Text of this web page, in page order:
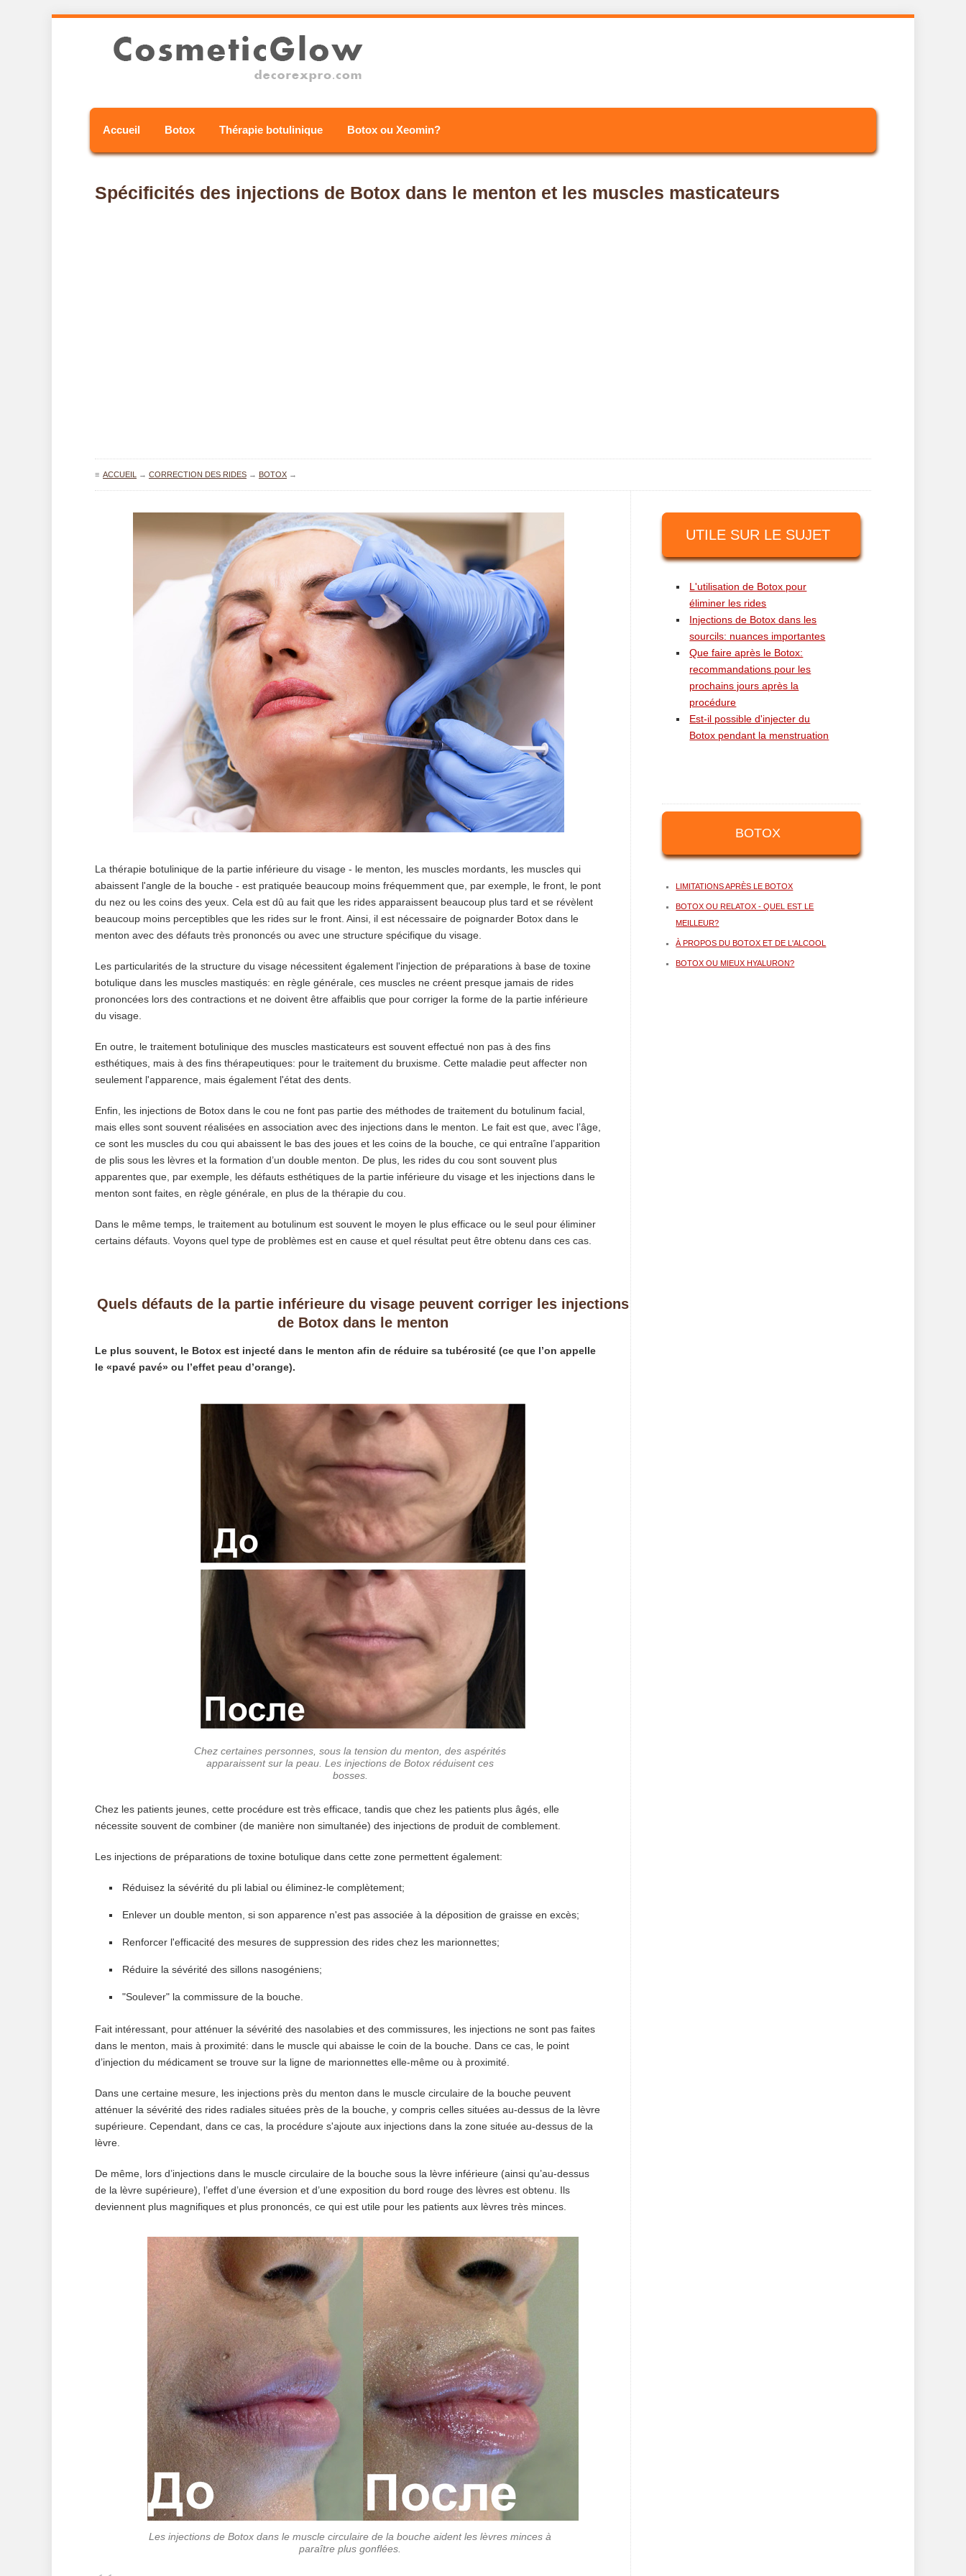
Accueil Botox Thérapie botulinique Botox ou Xeomin?
Spécificités des injections de Botox dans le menton et les muscles masticateurs
≡ ACCUEIL → CORRECTION DES RIDES → BOTOX →
La thérapie botulinique de la partie inférieure du visage - le menton, les muscles mordants, les muscles qui
abaissent l'angle de la bouche - est pratiquée beaucoup moins fréquemment que, par exemple, le front, le pont
du nez ou les coins des yeux. Cela est dû au fait que les rides apparaissent beaucoup plus tard et se révèlent
beaucoup moins perceptibles que les rides sur le front. Ainsi, il est nécessaire de poignarder Botox dans le
menton avec des défauts très prononcés ou avec une structure spécifique du visage.
Les particularités de la structure du visage nécessitent également l'injection de préparations à base de toxine
botulique dans les muscles mastiqués: en règle générale, ces muscles ne créent presque jamais de rides
prononcées lors des contractions et ne doivent être affaiblis que pour corriger la forme de la partie inférieure
du visage.
En outre, le traitement botulinique des muscles masticateurs est souvent effectué non pas à des fins
esthétiques, mais à des fins thérapeutiques: pour le traitement du bruxisme. Cette maladie peut affecter non
seulement l'apparence, mais également l'état des dents.
Enfin, les injections de Botox dans le cou ne font pas partie des méthodes de traitement du botulinum facial,
mais elles sont souvent réalisées en association avec des injections dans le menton. Le fait est que, avec l’âge,
ce sont les muscles du cou qui abaissent le bas des joues et les coins de la bouche, ce qui entraîne l’apparition
de plis sous les lèvres et la formation d’un double menton. De plus, les rides du cou sont souvent plus
apparentes que, par exemple, les défauts esthétiques de la partie inférieure du visage et les injections dans le
menton sont faites, en règle générale, en plus de la thérapie du cou.
Dans le même temps, le traitement au botulinum est souvent le moyen le plus efficace ou le seul pour éliminer
certains défauts. Voyons quel type de problèmes est en cause et quel résultat peut être obtenu dans ces cas.
Quels défauts de la partie inférieure du visage peuvent corriger les injections
de Botox dans le menton
Le plus souvent, le Botox est injecté dans le menton afin de réduire sa tubérosité (ce que l’on appelle
le «pavé pavé» ou l’effet peau d’orange).
Chez certaines personnes, sous la tension du menton, des aspérités
apparaissent sur la peau. Les injections de Botox réduisent ces
bosses.
Chez les patients jeunes, cette procédure est très efficace, tandis que chez les patients plus âgés, elle
nécessite souvent de combiner (de manière non simultanée) des injections de produit de comblement.
Les injections de préparations de toxine botulique dans cette zone permettent également:
Réduisez la sévérité du pli labial ou éliminez-le complètement;
Enlever un double menton, si son apparence n'est pas associée à la déposition de graisse en excès;
Renforcer l'efficacité des mesures de suppression des rides chez les marionnettes;
Réduire la sévérité des sillons nasogéniens;
"Soulever" la commissure de la bouche.
Fait intéressant, pour atténuer la sévérité des nasolabies et des commissures, les injections ne sont pas faites
dans le menton, mais à proximité: dans le muscle qui abaisse le coin de la bouche. Dans ce cas, le point
d’injection du médicament se trouve sur la ligne de marionnettes elle-même ou à proximité.
Dans une certaine mesure, les injections près du menton dans le muscle circulaire de la bouche peuvent
atténuer la sévérité des rides radiales situées près de la bouche, y compris celles situées au-dessus de la lèvre
supérieure. Cependant, dans ce cas, la procédure s'ajoute aux injections dans la zone située au-dessus de la
lèvre.
De même, lors d’injections dans le muscle circulaire de la bouche sous la lèvre inférieure (ainsi qu’au-dessus
de la lèvre supérieure), l’effet d’une éversion et d’une exposition du bord rouge des lèvres est obtenu. Ils
deviennent plus magnifiques et plus prononcés, ce qui est utile pour les patients aux lèvres très minces.
Les injections de Botox dans le muscle circulaire de la bouche aident les lèvres minces à
paraître plus gonflées.
UTILE SUR LE SUJET
L'utilisation de Botox pour
éliminer les rides
Injections de Botox dans les
sourcils: nuances importantes
Que faire après le Botox:
recommandations pour les
prochains jours après la
procédure
Est-il possible d'injecter du
Botox pendant la menstruation
BOTOX
LIMITATIONS APRÈS LE BOTOX
BOTOX OU RELATOX - QUEL EST LE
MEILLEUR?
À PROPOS DU BOTOX ET DE L'ALCOOL
BOTOX OU MIEUX HYALURON?